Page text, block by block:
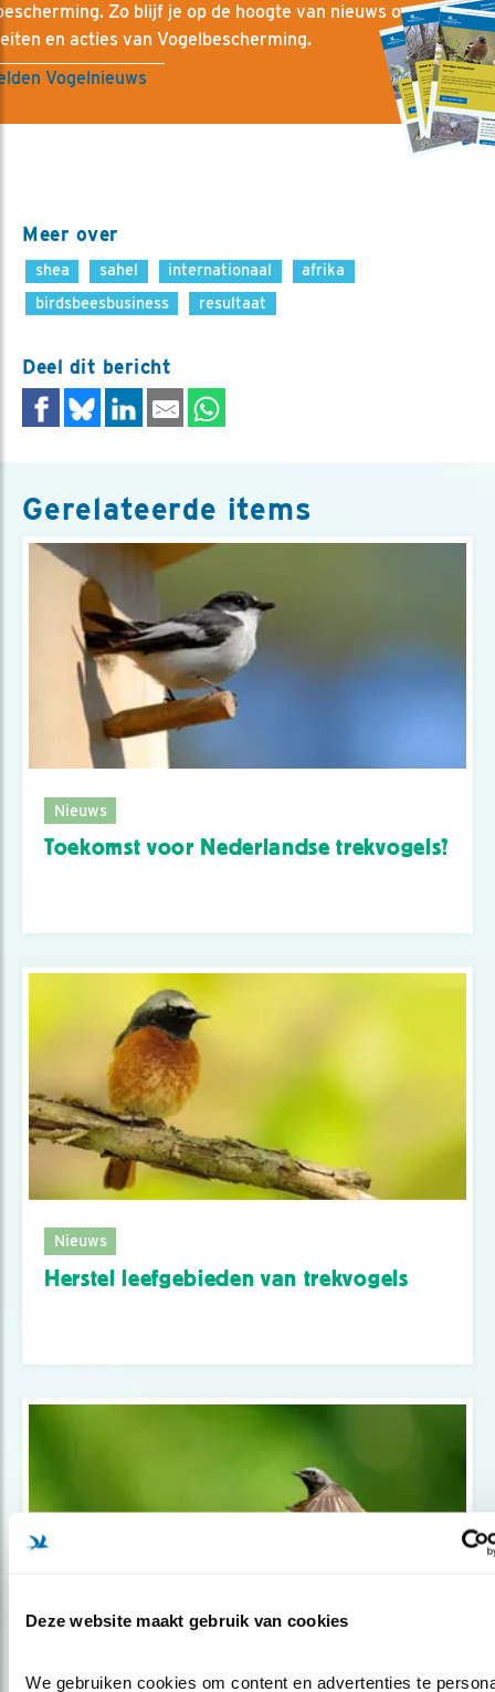
Deze website maakt gebruik van cookies
We gebruiken cookies om content en advertenties te
Zo blijf je op de hoogte van nieuws over
en acties van Vogelbescherming.
Vogelnieuws
Meer over
shea sahel internationaal
afrika
birdsbeesbusiness
resultaat
Deel dit bericht
Gerelateerde items
Nieuws
Toekomst voor Nederlandse trekvogels?
Nieuws
Herstel leefgebieden van trekvogels